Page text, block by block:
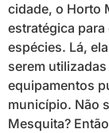
cidade, o Horto
estratégica
espécies. Lá,
serem
equipamentos
município. Não
Mesquita?